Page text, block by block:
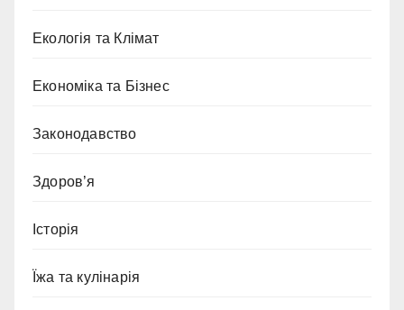
Екологія та Клімат
Економіка та Бізнес
Законодавство
Здоров’я
Історія
Їжа та кулінарія